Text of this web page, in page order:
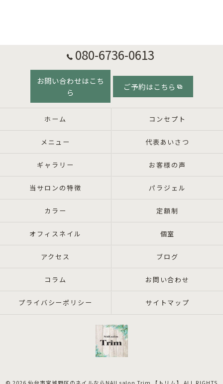
080-6736-0613
お問い合わせはこち
ら
ご予約はこちら
ホーム コンセプト
メニュー 代表あいさつ
ギャラリー お客様の声
当サロンの特徴 パラジェル
カラー 定額制
オフィスネイル 個室
アクセス ブログ
コラム お問い合わせ
プライバシーポリシー サイトマップ